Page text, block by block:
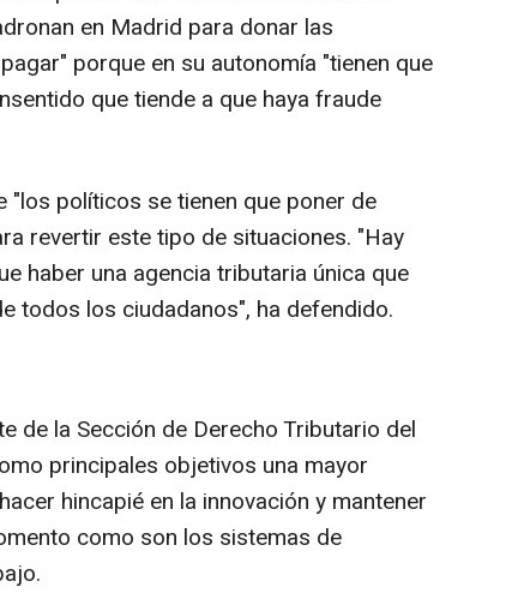
en Madrid para donar las
porque en su autonomía "tienen que
que tiende a que haya fraude
"los políticos se tienen que poner de
revertir este tipo de situaciones. "Hay
haber una agencia tributaria única que
todos los ciudadanos", ha defendido.
de la Sección de Derecho Tributario del
principales objetivos una mayor
hincapié en la innovación y mantener
como son los sistemas de